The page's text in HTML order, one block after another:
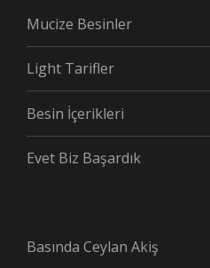
Mucize Besinler
Light Tarifler
Besin İçerikleri
Evet Biz Başardık
Basında Ceylan Akiş